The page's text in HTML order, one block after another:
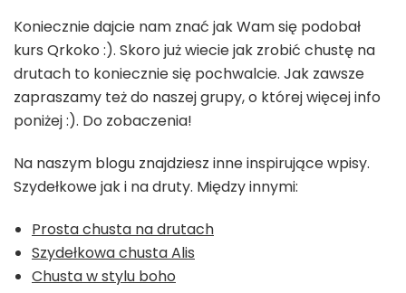
Koniecznie dajcie nam znać jak Wam się podobał
kurs Qrkoko :). Skoro już wiecie jak zrobić chustę na
drutach to koniecznie się pochwalcie. Jak zawsze
zapraszamy też do naszej grupy, o której więcej info
poniżej :). Do zobaczenia!
Na naszym blogu znajdziesz inne inspirujące wpisy.
Szydełkowe jak i na druty. Między innymi:
Prosta chusta na drutach
Szydełkowa chusta Alis
Chusta w stylu boho